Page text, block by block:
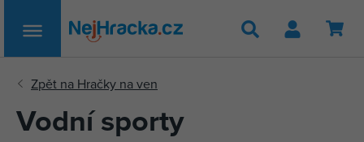
Hledat
Vodní sporty